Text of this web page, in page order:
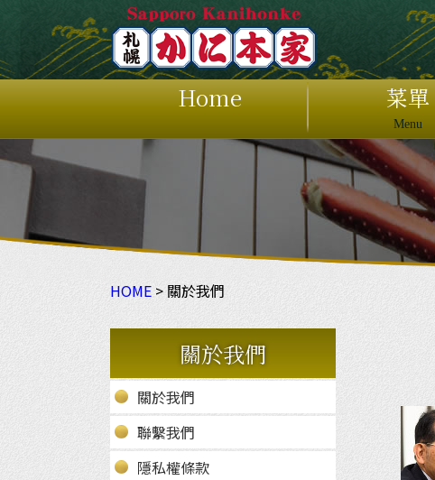
Home 菜單
Menu
HOME > 關於我們
關於我們
關於我們
聯繫我們
隱私權條款